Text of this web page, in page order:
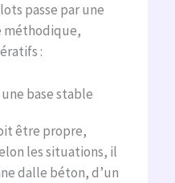
passe par une
méthodique,
:
base stable
être propre,
les situations, il
dalle béton, d’un